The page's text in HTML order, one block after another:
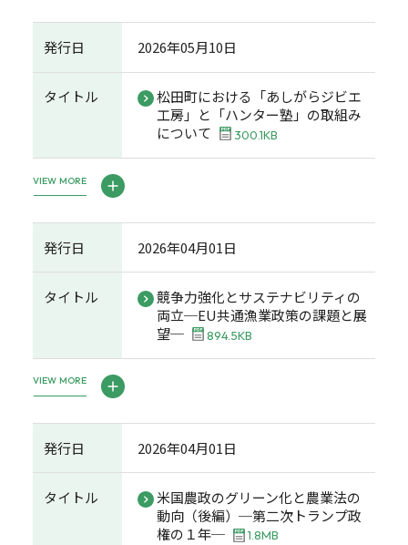
発行日 2026年05月10日
タイトル
松田町における「あしがらジビエ
工房」と「ハンター塾」の取組み
について
300.1KB
VIEW MORE
発行日 2026年04月01日
タイトル
競争力強化とサステナビリティの
両立─EU共通漁業政策の課題と展
望─
894.5KB
VIEW MORE
発行日 2026年04月01日
タイトル
米国農政のグリーン化と農業法の
動向（後編）─第二次トランプ政
権の１年─
1.8MB